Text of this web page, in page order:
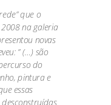
que o
na galeria
novas
” (…) são
do
pintura e
essas